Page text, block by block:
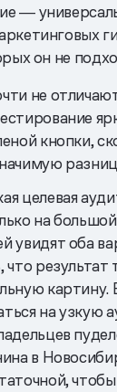
―
он не
не
кнопки,
целевая
на
увидят оба
что результат
картину.
на узкую
в